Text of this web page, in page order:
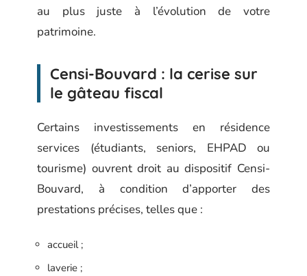
au plus juste à l’évolution de votre
patrimoine.
Censi-Bouvard : la cerise sur
le gâteau fiscal
Certains investissements en résidence
services (étudiants, seniors, EHPAD ou
tourisme) ouvrent droit au dispositif Censi-
Bouvard, à condition d’apporter des
prestations précises, telles que :
accueil ;
laverie ;